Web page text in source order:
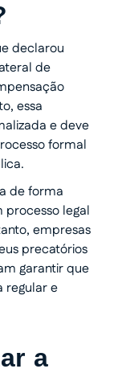
declarou
de
essa
e deve
formal
de forma
processo legal
empresas
precatórios
garantir que
regular e
a